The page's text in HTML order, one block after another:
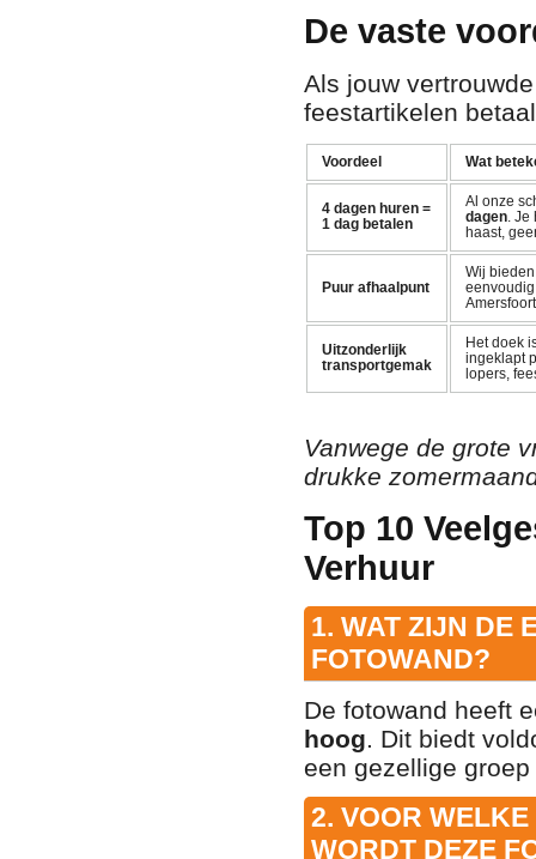
De vaste
Als jouw
feestartikelen
Voordeel Wat
4 dagen huren =
1 dag betalen
Al onze
dagen. Je
haast,
Puur afhaalpunt
Wij
Uitzonderlijk
transportgemak
Het doek
ingeklapt
lopers,
Vanwege de grote
drukke
Top 10
Verhuur
1. WAT ZIJN DE
FOTOWAND?
De fotowand heeft
hoog. Dit biedt
een gezellige
2. VOOR
WORDT DEZE